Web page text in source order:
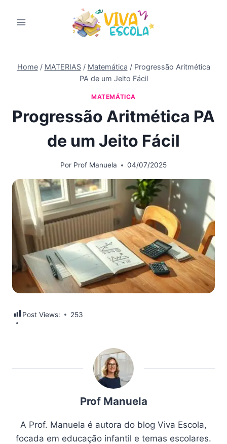
para
Home / MATERIAS / Matemática / Progressão Aritmética
PA de um Jeito Fácil
MATEMÁTICA
Progressão Aritmética PA
de um Jeito Fácil
Por Prof Manuela 04/07/2025
Post Views: 253
Prof Manuela
A Prof. Manuela é autora do blog Viva Escola,
focada em educação infantil e temas escolares.